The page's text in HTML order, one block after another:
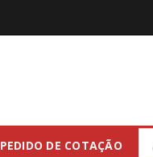
PEDIDO DE COTAÇÃO